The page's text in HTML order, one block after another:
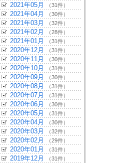
2021年05月 （31件）
2021年04月 （30件）
2021年03月 （32件）
2021年02月 （28件）
2021年01月 （31件）
2020年12月 （31件）
2020年11月 （30件）
2020年10月 （31件）
2020年09月 （30件）
2020年08月 （31件）
2020年07月 （31件）
2020年06月 （30件）
2020年05月 （31件）
2020年04月 （30件）
2020年03月 （32件）
2020年02月 （29件）
2020年01月 （31件）
2019年12月 （31件）